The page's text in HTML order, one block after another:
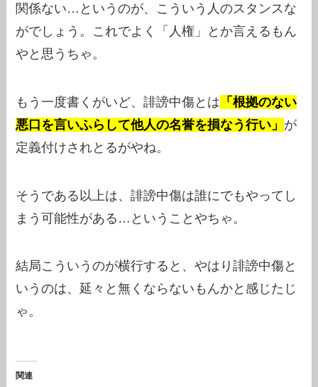
関係ない…というのが、こういう人のスタンスな
がでしょう。これでよく「人権」とか言えるもん
やと思うちゃ。
もう一度書くがいど、誹謗中傷とは 「根拠のない
悪口を言いふらして他人の名誉を損なう行い」 が
定義付けされとるがやね。
そうである以上は、誹謗中傷は誰にでもやってし
まう可能性がある…ということやちゃ。
結局こういうのが横行すると、やはり誹謗中傷と
いうのは、延々と無くならないもんかと感じたじ
ゃ。
関連